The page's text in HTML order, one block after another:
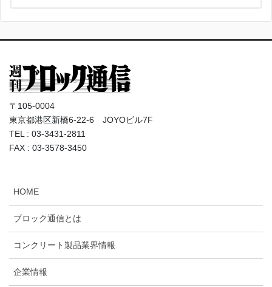
〒105-0004
東京都港区新橋6-22-6 JOYOビル7F
TEL : 03-3431-2811
FAX : 03-3578-3450
HOME
ブロック通信とは
コンクリート製品業界情報
企業情報